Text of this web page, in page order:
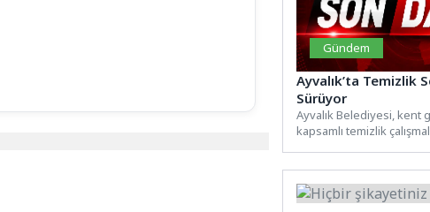
Gündem
Ayvalık’ta Temizlik
Sürüyor
Ayvalık Belediyesi,
kapsamlı temizlik